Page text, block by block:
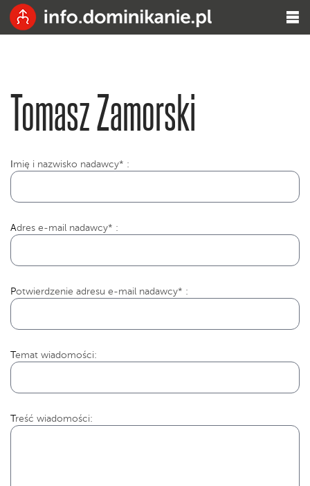
Tomasz Zamorski
mię i nazwisko nadawcy* :
Adres e-mail nadawcy* :
Potwierdzenie adresu e-mail nadawcy* :
Temat wiadomości:
Treść wiadomości: